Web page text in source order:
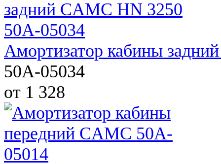
Амортизатор кабины
50A-05034
от 1 328